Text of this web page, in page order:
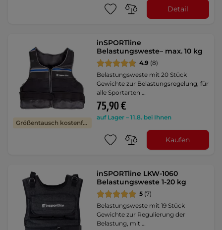
Detail
Größentausch kostenfrei
inSPORTline
Belastungsweste– max. 10 kg
4.9 (8)
Belastungsweste mit 20 Stück
Gewichte zur Belastungsregelung, für
alle Sportarten …
75,90 €
auf Lager – 11.8. bei Ihnen
Kaufen
inSPORTline LKW-1060
Belastungsweste 1-20 kg
5 (7)
Belastungsweste mit 19 Stück
Gewichte zur Regulierung der
Belastung, mit …